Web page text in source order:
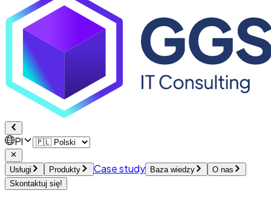
Pl
Usługi Produkty Case study Baza wiedzy
O nas
Skontaktuj się!